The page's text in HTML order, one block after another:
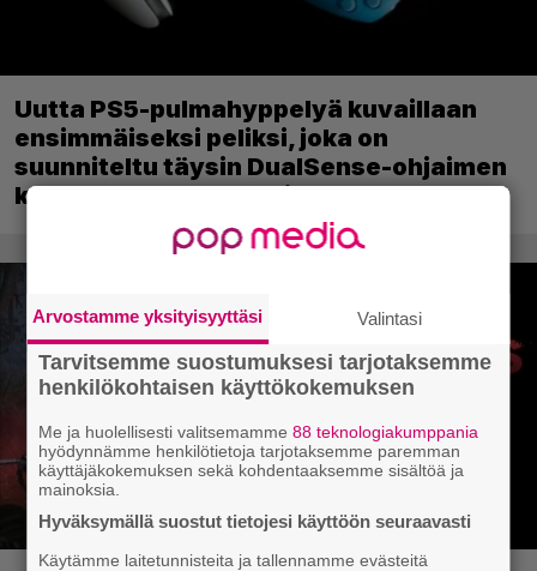
Uutta PS5-pulmahyppelyä kuvaillaan
ensimmäiseksi peliksi, joka on
suunniteltu täysin DualSense-ohjaimen
kosketuslevyn ympärille
Arvostamme yksityisyyttäsi Valintasi
Tarvitsemme suostumuksesi tarjotaksemme
henkilökohtaisen käyttökokemuksen
Me ja huolellisesti valitsemamme88 teknologiakumppania
hyödynnämme henkilötietoja tarjotaksemme paremman
käyttäjäkokemuksen sekä kohdentaaksemme sisältöä ja
mainoksia.
Hyväksymällä suostut tietojesi käyttöön seuraavasti
Käytämme laitetunnisteita ja tallennamme evästeitä